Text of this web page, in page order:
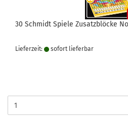
30 Schmidt Spiele Zusatzblöcke
Lieferzeit: sofort lie­fer­bar